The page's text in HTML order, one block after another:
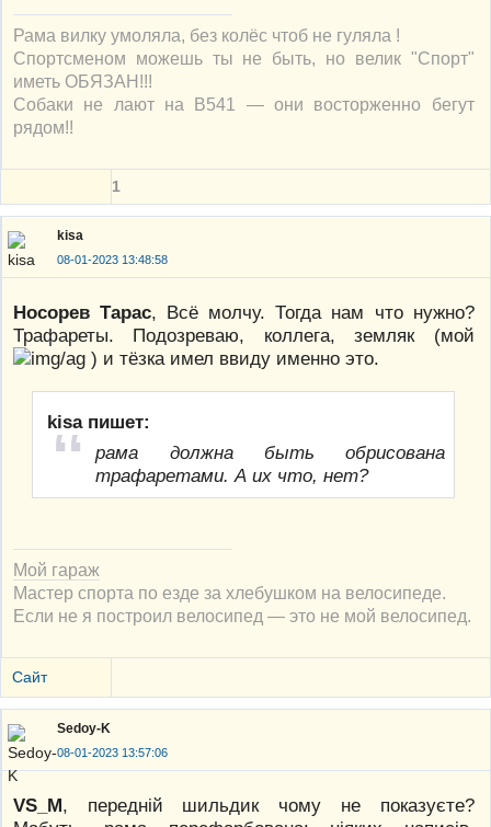
Рама вилку умоляла, без колёс чтоб не гуляла !
Спортсменом можешь ты не быть, но велик "Спорт"
иметь ОБЯЗАН!!!
Собаки не лают на В541 — они восторженно бегут
рядом!!
1
kisa
08-01-2023 13:48:58
Носорев Тарас, Всё молчу. Тогда нам что нужно?
Трафареты. Подозреваю, коллега, земляк (мой
) и тёзка имел ввиду именно это.
kisa пишет:
рама должна быть обрисована
трафаретами. А их что, нет?
Мой гараж
Мастер спорта по езде за хлебушком на велосипеде.
Если не я построил велосипед — это не мой велосипед.
Сайт
Sedoy-K
08-01-2023 13:57:06
VS_M, передній шильдик чому не показуєте?